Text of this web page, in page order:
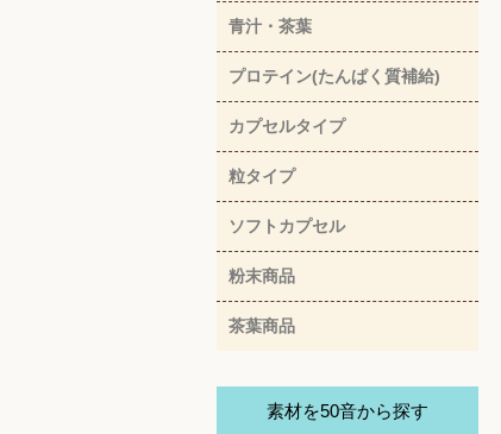
青汁・茶葉
プロテイン(たんぱく質補給)
カプセルタイプ
粒タイプ
ソフトカプセル
粉末商品
茶葉商品
素材を50音から探す